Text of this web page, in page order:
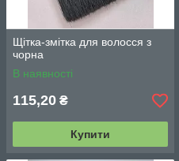
Щітка-змітка для волосся з
чорна
В наявності
115,20 ₴
Купити